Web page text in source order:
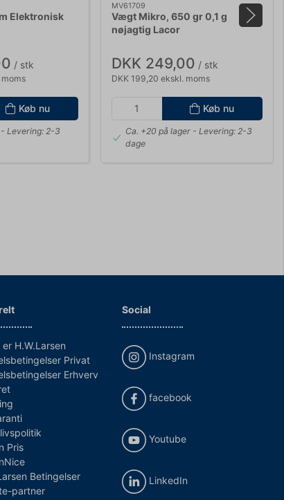
Elektronisk
/ stk
Køb nu
- Levering: 2-3
MV61709
Vægt Mikro, 650 gr 0,1 g
nøjagtig Lacor
DKK 249,00 / stk
DKK 199,20 ekskl. moms
Køb nu
Ca. +20 på lager- Levering: 2-3
dage
er H.W.Larsen
Privat
Erhverv
Pris
Betingelser
partner
Social
Instagram
facebook
Youtube
LinkedIn